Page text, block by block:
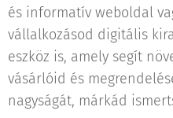
és informatív weboldal
vállalkozásod digitális
eszköz is, amely segít
vásárlóid és
nagyságát, márkád